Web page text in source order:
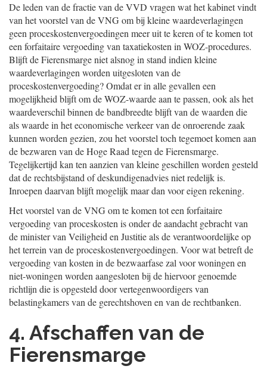
De leden van de fractie van de VVD vragen wat het kabinet vindt
van het voorstel van de VNG om bij kleine waardeverlagingen
geen proceskostenvergoedingen meer uit te keren of te komen tot
een forfaitaire vergoeding van taxatiekosten in WOZ-procedures.
Blijft de Fierensmarge niet alsnog in stand indien kleine
waardeverlagingen worden uitgesloten van de
proceskostenvergoeding? Omdat er in alle gevallen een
mogelijkheid blijft om de WOZ-waarde aan te passen, ook als het
waardeverschil binnen de bandbreedte blijft van de waarden die
als waarde in het economische verkeer van de onroerende zaak
kunnen worden gezien, zou het voorstel toch tegemoet komen aan
de bezwaren van de Hoge Raad tegen de Fierensmarge.
Tegelijkertijd kan ten aanzien van kleine geschillen worden gesteld
dat de rechtsbijstand of deskundigenadvies niet redelijk is.
Inroepen daarvan blijft mogelijk maar dan voor eigen rekening.
Het voorstel van de VNG om te komen tot een forfaitaire
vergoeding van proceskosten is onder de aandacht gebracht van
de minister van Veiligheid en Justitie als de verantwoordelijke op
het terrein van de proceskostenvergoedingen. Voor wat betreft de
vergoeding van kosten in de bezwaarfase zal voor woningen en
niet-woningen worden aangesloten bij de hiervoor genoemde
richtlijn die is opgesteld door vertegenwoordigers van
belastingkamers van de gerechtshoven en van de rechtbanken.
4. Afschaffen van de
Fierensmarge